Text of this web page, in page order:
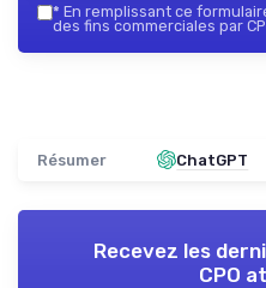
* En remplissant ce
des fins commerciales par
Résumer ChatGPT
Recevez les
CPO